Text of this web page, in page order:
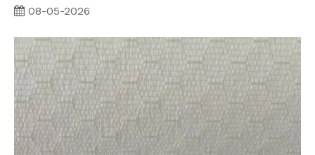
08-05-2026